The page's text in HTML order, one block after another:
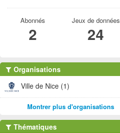
Abonnés
2
Jeux de données
24
Organisations
Ville de Nice (1)
Montrer plus d'organisations
Thématiques